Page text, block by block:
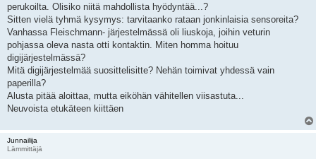
perukoilta. Olisiko niitä mahdollista hyödyntää...?
Sitten vielä tyhmä kysymys: tarvitaanko rataan jonkinlaisia sensoreita?
Vanhassa Fleischmann- järjestelmässä oli liuskoja, joihin veturin
pohjassa oleva nasta otti kontaktin. Miten homma hoituu
digijärjestelmässä?
Mitä digijärjestelmää suosittelisitte? Nehän toimivat yhdessä vain
paperilla?
Alusta pitää aloittaa, mutta eiköhän vähitellen viisastuta...
Neuvoista etukäteen kiittäen
Junnailija
Lämmittäjä